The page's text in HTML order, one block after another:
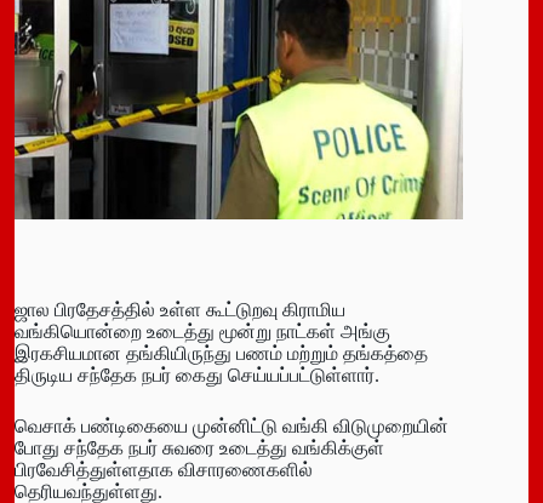
ஜால பிரதேசத்தில் உள்ள கூட்டுறவு கிராமிய
வங்கியொன்றை உடைத்து மூன்று நாட்கள் அங்கு
இரகசியமான தங்கியிருந்து பணம் மற்றும் தங்கத்தை
திருடிய சந்தேக நபர் கைது செய்யப்பட்டுள்ளார்.
வெசாக் பண்டிகையை முன்னிட்டு வங்கி விடுமுறையின்
போது சந்தேக நபர் சுவரை உடைத்து வங்கிக்குள்
பிரவேசித்துள்ளதாக விசாரணைகளில்
தெரியவந்துள்ளது.